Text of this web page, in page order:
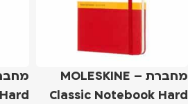
מחברת – MOLESKINE
Classic Notebook Hard